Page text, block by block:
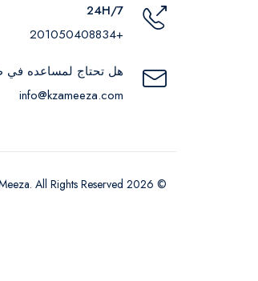
24H/7
+201050408834
هل تحتاج لمساعده في
info@kzameeza.com
© 2026 Kza Meeza. All Rights Reserved